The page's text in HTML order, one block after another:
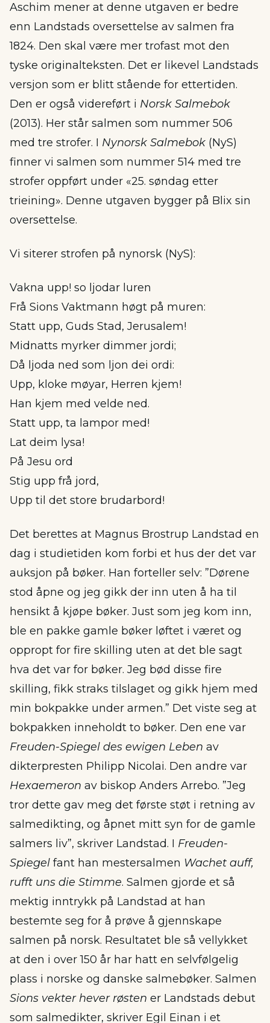
Aschim mener at denne utgaven er bedre
enn Landstads oversettelse av salmen fra
1824. Den skal være mer trofast mot den
tyske originalteksten. Det er likevel Landstads
versjon som er blitt stående for ettertiden.
Den er også videreført i Norsk Salmebok
(2013). Her står salmen som nummer 506
med tre strofer. I Nynorsk Salmebok (NyS)
finner vi salmen som nummer 514 med tre
strofer oppført under «25. søndag etter
trieining». Denne utgaven bygger på Blix sin
oversettelse.
Vi siterer strofen på nynorsk (NyS):
Vakna upp! so ljodar luren
Frå Sions Vaktmann høgt på muren:
Statt upp, Guds Stad, Jerusalem!
Midnatts myrker dimmer jordi;
Då ljoda ned som ljon dei ordi:
Upp, kloke møyar, Herren kjem!
Han kjem med velde ned.
Statt upp, ta lampor med!
Lat deim lysa!
På Jesu ord
Stig upp frå jord,
Upp til det store brudarbord!
Det berettes at Magnus Brostrup Landstad en
dag i studietiden kom forbi et hus der det var
auksjon på bøker. Han forteller selv: ”Dørene
stod åpne og jeg gikk der inn uten å ha til
hensikt å kjøpe bøker. Just som jeg kom inn,
ble en pakke gamle bøker løftet i været og
oppropt for fire skilling uten at det ble sagt
hva det var for bøker. Jeg bød disse fire
skilling, fikk straks tilslaget og gikk hjem med
min bokpakke under armen.” Det viste seg at
bokpakken inneholdt to bøker. Den ene var
Freuden-Spiegel des ewigen Leben av
dikterpresten Philipp Nicolai. Den andre var
Hexaemeron av biskop Anders Arrebo. ”Jeg
tror dette gav meg det første støt i retning av
salmedikting, og åpnet mitt syn for de gamle
salmers liv”, skriver Landstad. I Freuden-
Spiegel fant han mestersalmen Wachet auff,
rufft uns die Stimme. Salmen gjorde et så
mektig inntrykk på Landstad at han
bestemte seg for å prøve å gjennskape
salmen på norsk. Resultatet ble så vellykket
at den i over 150 år har hatt en selvfølgelig
plass i norske og danske salmebøker. Salmen
Sions vekter hever røsten er Landstads debut
som salmedikter, skriver Egil Einan i et